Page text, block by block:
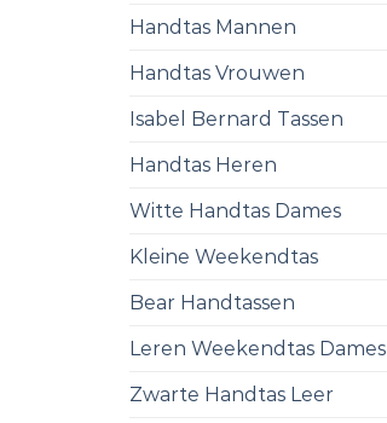
Handtas Mannen
Handtas Vrouwen
Isabel Bernard Tassen
Handtas Heren
Witte Handtas Dames
Kleine Weekendtas
Bear Handtassen
Leren Weekendtas Dames
Zwarte Handtas Leer